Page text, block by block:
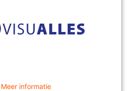
Meer informatie